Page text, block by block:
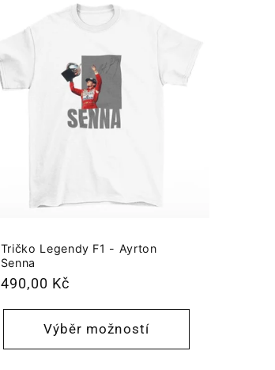
Tričko Legendy F1 - Ayrton
Senna
Běžná
490,00 Kč
Výběr možností